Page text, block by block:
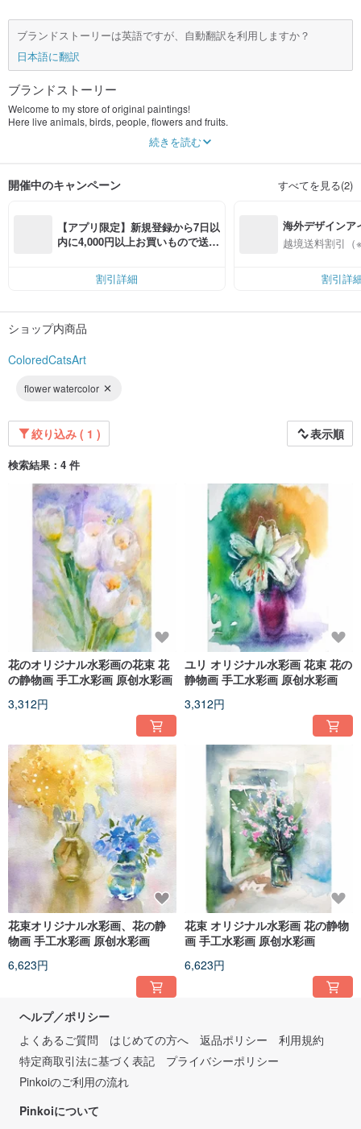
ブランドストーリーは英語ですが、自動翻訳を利用しますか？
日本語に翻訳
ブランドストーリー
Welcome to my store of original paintings!
Here live animals, birds, people, flowers and fruits.
Original art - in my store you will only find original paintings. I paint oil
With my paintings I want to bring into the world more and more positive
Portraits of animals- it is my favorite! I paint all kinds of pets- dogs, cats,
bunnies, birds... This is a painting of your special furry friends that will be
treasured always.. It all started with several portraits of my pets and turned into
Just send me a photo of your pet and I will paint by hand for you.
I accept custom of every species of pets (dog, cat, kitty, horse, bunny and
Roses occupy a special place for me. I literally soak in the energy of the sun
when I draw them. I am sure if there is a painting in the house with roses or you
of peace and inspiration in the movement of waves. I go to plein-air for painting
from nature. I am in love in sea, ocean and lakes, they are just gorgeous. You
can see it at my original artworks here.
Landscape painting - I am very inspired by natural landscapes. I like to show
the beauty of the places by which we pass every day. I also like the corners of
the untouched nature of national parks and California.
All the items in my shop are painted by me.
I pack it very carefully and with an open heart. My paintings are neatly packed
between sheets of extruded polystyrene and for small works I use very thick
cardboard. It is a reliable and durable packaging. Secondary cardboard is
used for packaging.
You will also get the tracking number of the shipment.
続きを読む
開催中のキャンペーン すべてを見る(2)
【アプリ限定】新規登録から7日以
内に4,000円以上お買いもので送料
割引詳細
海外デザインア
入
越境送料割引（
割引詳
ショップ内商品
ColoredCatsArt
flower watercolor
絞り込み ( 1 ) 表示順
検索結果：4 件
花のオリジナル水彩画の花束 花
の静物画 手工水彩画 原创水彩画
3,312円
ユリ オリジナル水彩画 花束 花の
静物画 手工水彩画 原创水彩画
3,312円
花束オリジナル水彩画、花の静
物画 手工水彩画 原创水彩画
6,623円
花束 オリジナル水彩画 花の静物
画 手工水彩画 原创水彩画
6,623円
ヘルプ／ポリシー
よくあるご質問
はじめての方へ 返品ポリシー
利用規約
特定商取引法に基づく表記
プライバシーポリシー
Pinkoiのご利用の流れ
Pinkoiについて